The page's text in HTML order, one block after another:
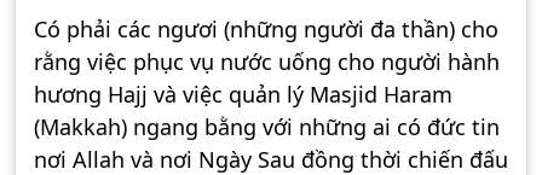
Có phải các ngươi (những người đa thần) cho
rằng việc phục vụ nước uống cho người hành
hương Hajj và việc quản lý Masjid Haram
(Makkah) ngang bằng với những ai có đức tin
nơi Allah và nơi Ngày Sau đồng thời chiến đấu